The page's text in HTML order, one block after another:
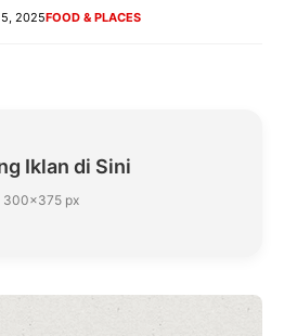
2025FOOD & PLACES
Iklan di Sini
300×375 px